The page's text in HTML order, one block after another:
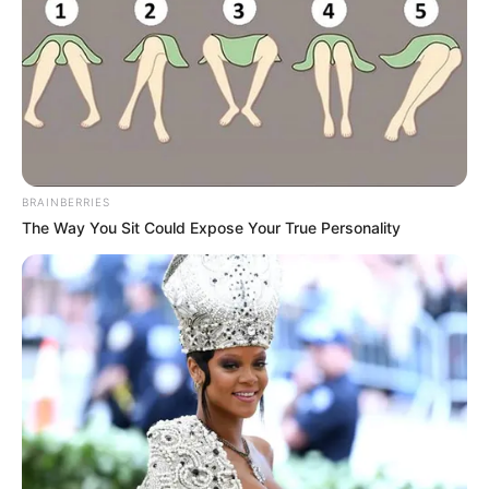
Дуже зручно для транспортування і для вживання.
Такий чай знижує перші симптоми застуди, ми
бачили шалений попит навесні на ці препарати».
Волонтери Руху вирішили використати відомий у
ідея». Написали власний проект і розмістили на
подарунок від організаторів: патріотичну наліпку,
футболку. А суперприз для тих, хто пожертвує значну
суму(від 10 тис.грн) – індивідуальний напис на
боєкомплекті від закарпатських військових. Це
можливість залишити частинку себе у великій
перемозі. Двоє людей вже обрали такий подарунок.
Триватиме збір до грудня, у разі, якщо назбирається
менша від 50% очікуваної суми, кошти будуть
BRAINBERRIES
The Way You Sit Could Expose Your True Personality